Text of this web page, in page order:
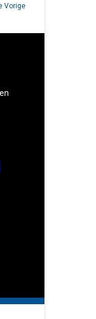
Vorige